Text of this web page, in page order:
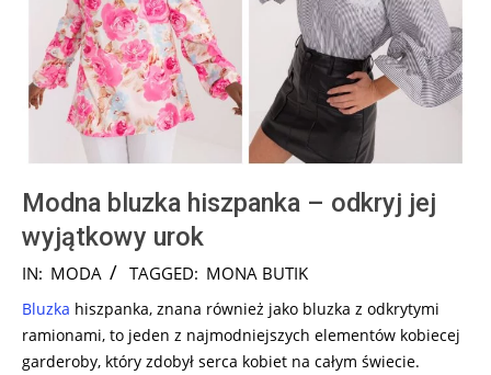
Modna bluzka hiszpanka – odkryj jej
wyjątkowy urok
2024-
13
IN: MODA TAGGED: MONA BUTIK
Bluzka hiszpanka, znana również jako bluzka z odkrytymi
ramionami, to jeden z najmodniejszych elementów kobiecej
garderoby, który zdobył serca kobiet na całym świecie.